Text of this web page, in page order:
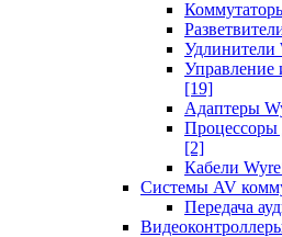
Удлинители
Управление
[19]
Адаптеры
Процессоры
[2]
Кабели
Системы AV
Передача